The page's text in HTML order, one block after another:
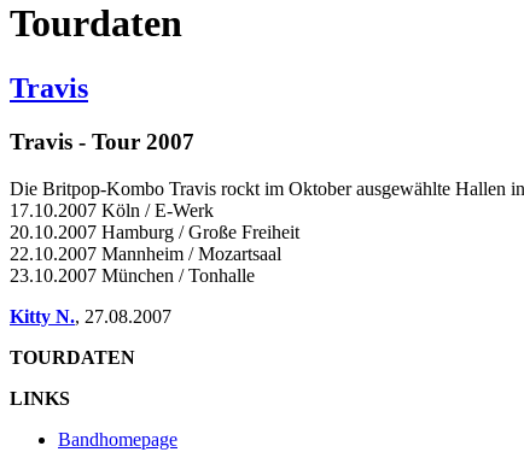
Tourdaten
Travis
Travis - Tour 2007
Die Britpop-Kombo Travis rockt im Oktober ausgewählte Hallen
17.10.2007 Köln / E-Werk
20.10.2007 Hamburg / Große Freiheit
22.10.2007 Mannheim / Mozartsaal
23.10.2007 München / Tonhalle
Kitty N., 27.08.2007
TOURDATEN
LINKS
Bandhomepage